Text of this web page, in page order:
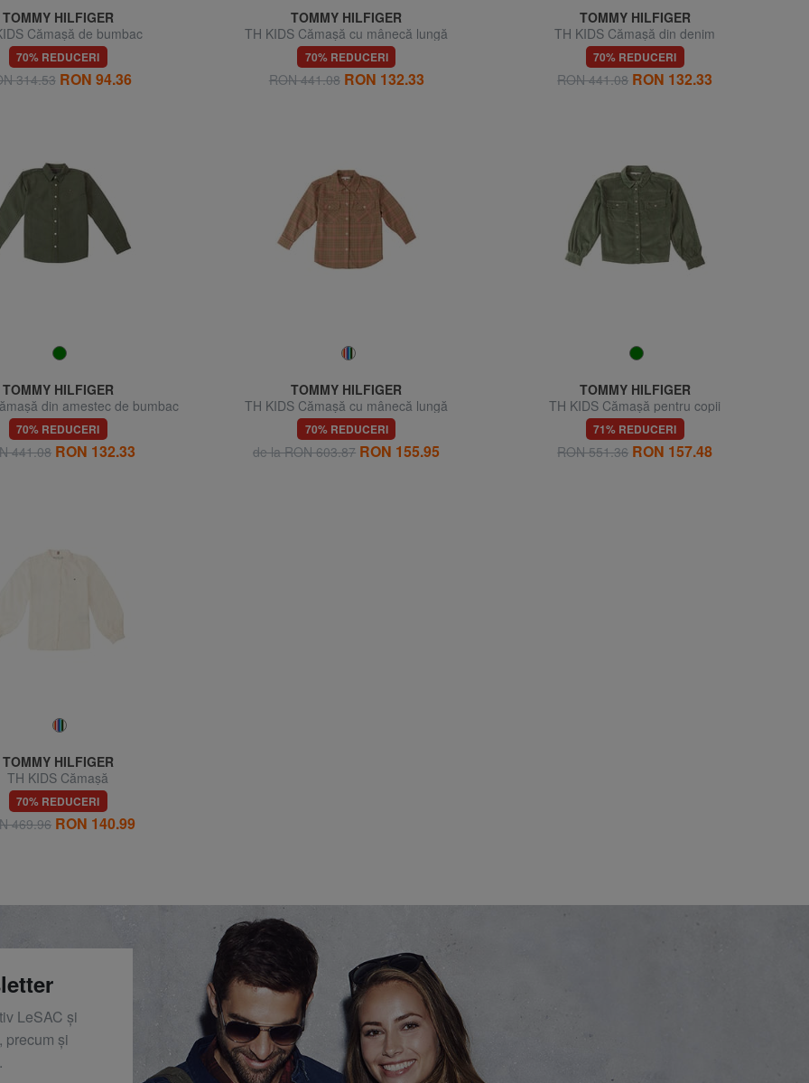
TOMMY HILFIGER
Cămașă de bumbac
70% REDUCERI
314.53 RON 94.36
TOMMY HILFIGER
TH KIDS Cămașă cu mânecă lungă
70% REDUCERI
RON 441.08 RON 132.33
TOMMY HILFIGER
TH KIDS Cămașă din denim
70% REDUCERI
RON 441.08 RON 132.33
TOMMY HILFIGER
din amestec de bumbac
70% REDUCERI
441.08 RON 132.33
TOMMY HILFIGER
TH KIDS Cămașă cu mânecă lungă
70% REDUCERI
de la RON 603.87 RON 155.95
TOMMY HILFIGER
TH KIDS Cămașă pentru copii
71% REDUCERI
RON 551.36 RON 157.48
TOMMY HILFIGER
TH KIDS Cămaşă
70% REDUCERI
469.96 RON 140.99
LeSAC și
precum și